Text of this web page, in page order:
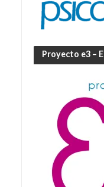
Proyecto e3 –